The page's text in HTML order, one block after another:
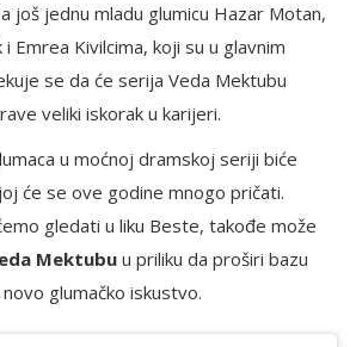
još jednu mladu glumicu Hazar Motan,
Emrea Kivilcima, koji su u glavnim
se da će serija Veda Mektubu
veliki iskorak u karijeri.
u moćnoj dramskoj seriji biće
će se ove godine mnogo pričati.
gledati u liku Beste, takođe može
Mektubu u priliku da proširi bazu
glumačko iskustvo.